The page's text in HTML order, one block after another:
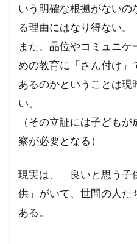
いう明確な根拠がないの
る理由にはなり得ない。
また、品位やコミュニ
めの教育に「さん付け」
あるのかということは現
い。
（その立証には子ども
察が必要となる）
現実は、「良いと思う子
供」がいて、世間の人た
ある。